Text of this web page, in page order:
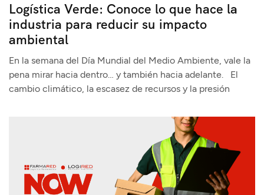
Logística Verde: Conoce lo que hace la
industria para reducir su impacto
ambiental
En la semana del Día Mundial del Medio Ambiente, vale la
pena mirar hacia dentro… y también hacia adelante. El
cambio climático, la escasez de recursos y la presión